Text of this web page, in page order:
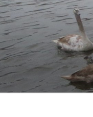
跳
至
内
容